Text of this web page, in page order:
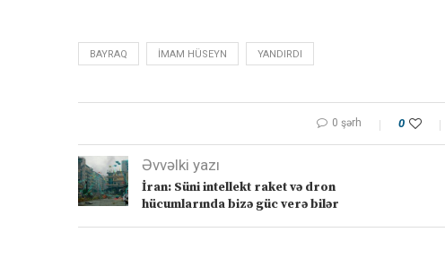
BAYRAQ İMAM HÜSEYN YANDIRDI
0 şərh 0
Əvvəlki yazı
İran: Süni intellekt raket və dron
hücumlarında bizə güc verə bilər